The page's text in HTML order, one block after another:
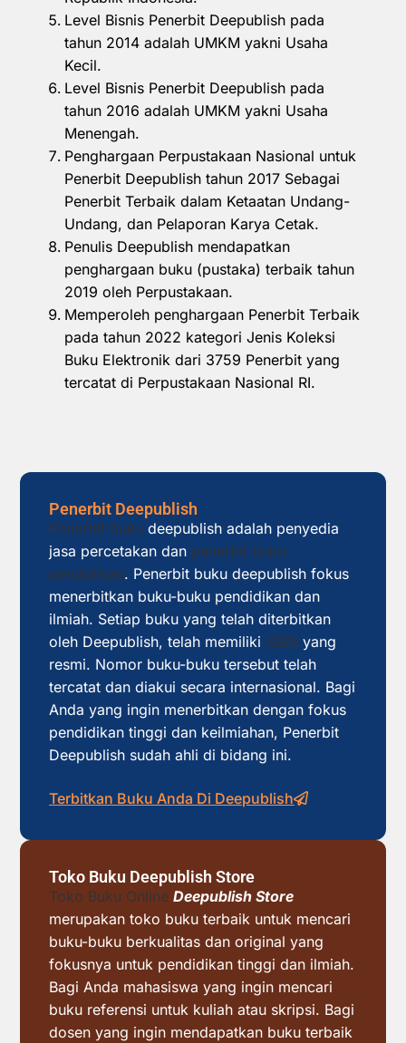
Level Bisnis Penerbit Deepublish pada
tahun 2014 adalah UMKM yakni Usaha
Kecil.
Level Bisnis Penerbit Deepublish pada
tahun 2016 adalah UMKM yakni Usaha
Menengah.
Penghargaan Perpustakaan Nasional untuk
Penerbit Deepublish tahun 2017 Sebagai
Penerbit Terbaik dalam Ketaatan Undang-
Undang, dan Pelaporan Karya Cetak.
Penulis Deepublish mendapatkan
penghargaan buku (pustaka) terbaik tahun
2019 oleh Perpustakaan.
Memperoleh penghargaan Penerbit Terbaik
pada tahun 2022 kategori Jenis Koleksi
Buku Elektronik dari 3759 Penerbit yang
tercatat di Perpustakaan Nasional RI.
Penerbit Deepublish
Penerbit buku deepublish adalah penyedia
jasa percetakan dan penerbit buku
pendidikan. Penerbit buku deepublish fokus
menerbitkan buku-buku pendidikan dan
ilmiah. Setiap buku yang telah diterbitkan
oleh Deepublish, telah memiliki ISBN yang
resmi. Nomor buku-buku tersebut telah
tercatat dan diakui secara internasional. Bagi
Anda yang ingin menerbitkan dengan fokus
pendidikan tinggi dan keilmiahan, Penerbit
Deepublish sudah ahli di bidang ini.
Terbitkan Buku Anda Di Deepublish
Toko Buku Deepublish Store
Toko Buku Online Deepublish Store
merupakan toko buku terbaik untuk mencari
buku-buku berkualitas dan original yang
fokusnya untuk pendidikan tinggi dan ilmiah.
Bagi Anda mahasiswa yang ingin mencari
buku referensi untuk kuliah atau skripsi. Bagi
dosen yang ingin mendapatkan buku terbaik